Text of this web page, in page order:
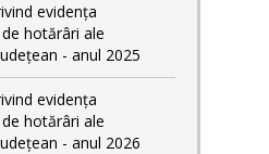
evidența
hotărâri ale
- anul 2025
evidența
hotărâri ale
- anul 2026